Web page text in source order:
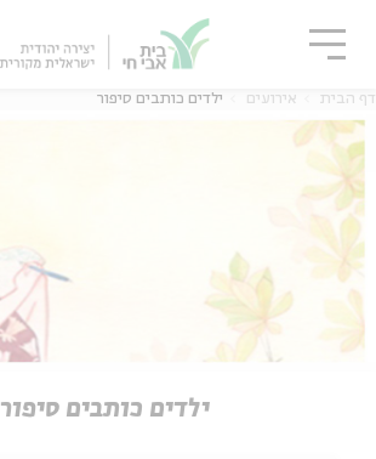
דף הבית אירועים ילדים כותבים סיפור
ילדים כותבים סיפור
סגור